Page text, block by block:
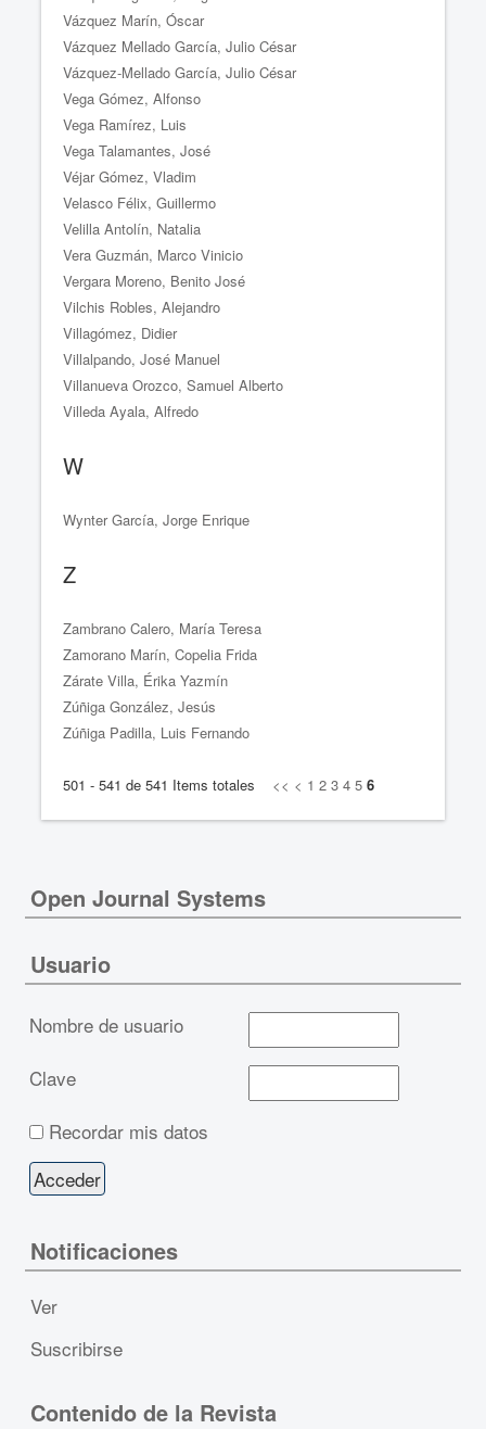
Vázquez Marín, Óscar
Vázquez Mellado García, Julio César
Vázquez-Mellado García, Julio César
Vega Gómez, Alfonso
Vega Ramírez, Luis
Vega Talamantes, José
Véjar Gómez, Vladim
Velasco Félix, Guillermo
Velilla Antolín, Natalia
Vera Guzmán, Marco Vinicio
Vergara Moreno, Benito José
Vilchis Robles, Alejandro
Villagómez, Didier
Villalpando, José Manuel
Villanueva Orozco, Samuel Alberto
Villeda Ayala, Alfredo
W
Wynter García, Jorge Enrique
Z
Zambrano Calero, María Teresa
Zamorano Marín, Copelia Frida
Zárate Villa, Érika Yazmín
Zúñiga González, Jesús
Zúñiga Padilla, Luis Fernando
501 - 541 de 541 Items totales << < 1 2 3 4 5 6
Open Journal Systems
Usuario
Nombre de usuario
Clave
Recordar mis datos
Notificaciones
Ver
Suscribirse
Contenido de la Revista